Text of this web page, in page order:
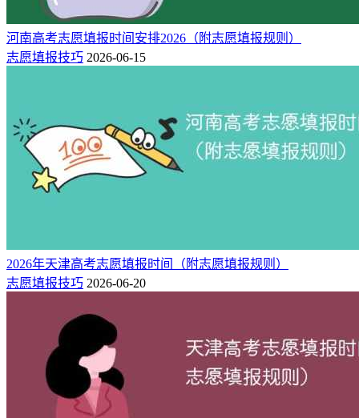
再比如：像侦察、飞行技术、刑事科学技术、航海技术、海洋
船舶驾驶等必须要有非常好的视力，所要求的双眼裸视力标准
不低于5.0。对听力有要求的专业有法学专业、外交学、新闻
学、音乐学、交通运输等专业。
业学校的招生简章或阅读《报考指导》，详细了解拟填报专业
的身体条件要求，符合后方可填报。否则，会有退档的风险。
相关推荐：
高考志愿填报是选学校重要还是选专业重要
高考压线怎么填志愿？压线考生高考志愿填报技巧
2023年高考填报志愿有哪些注意事项
2023各省市高考志愿填报时间+规则
什么是提前批次？哪些学生可以填报考
河南高考志愿填报时间安排2026（附志愿填报规则）
志愿填报技巧 2026-06-15
2026年天津高考志愿填报时间（附志愿填报规则）
志愿填报技巧 2026-06-20